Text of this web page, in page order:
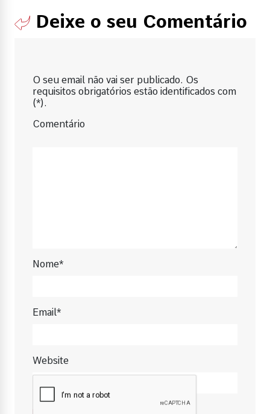
Deixe o seu Comentário
O seu email não vai ser publicado. Os
requisitos obrigatórios estão identificados com
(*).
Comentário
Nome*
Email*
Website